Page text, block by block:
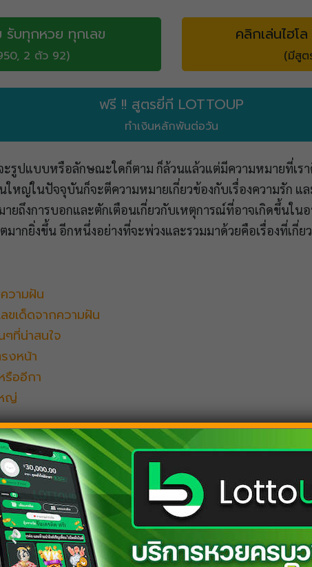
บทุกหวย ทุกเลข
2 ตัว 92)
คลิกเล่นไฮโ
(มีสูต
ฟรี !! สูตรยี่กี LOTTOUP
ทำเงินหลักพันต่อวัน
รูปแบบหรือลักษณะใดก็ตาม ก็ล้วนแล้วแต่มีความหมายที่เรา
หญ่ในปัจจุบันก็จะตีความหมายเกี่ยวข้องกับเรื่องความรัก แ
ายถึงการบอกและตักเตือนเกี่ยวกับเหตุการณ์ที่อาจเกิดขึ้นใ
มากยิ่งขึ้น อีกหนึ่งอย่างที่จะพ่วงและรวมมาด้วยคือเรื่องที่เกี่ย
วามฝัน
ขเด็ดจากความฝัน
ที่น่าสนใจ
งหน้า
รืออีกา
ญ่
นายความฝัน
บราณและคนสมัยใหม่ มีความเห็นแถบจะคล้ายกันว่า คุณจะ
คือ คุณจะสมหวังกับความรักนั่นเอง ถ้าหากตัวคุณนั้นกำลังมอ
ะ ฝันลักษณะนี้อาจเป็นสัญญาณที่ดี เพราะความสัมพันธ์ของ
รือหากคู่สามาภรรยาคู่ใดต้องการจะมีบุตรก็เชื่อก็คุณกำลังจะ